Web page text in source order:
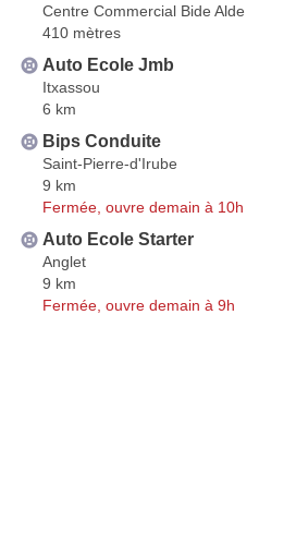
Centre Commercial Bide Alde
410 mètres
Auto Ecole Jmb
Itxassou
6 km
Bips Conduite
Saint-Pierre-d'Irube
9 km
Fermée, ouvre demain à 10h
Auto Ecole Starter
Anglet
9 km
Fermée, ouvre demain à 9h